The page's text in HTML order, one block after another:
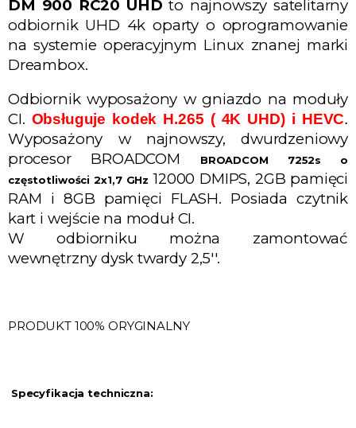
DM 900 RC20 UHD to najnowszy satelitarny
odbiornik UHD 4k oparty o oprogramowanie
na systemie operacyjnym Linux znanej marki
Dreambox.
Odbiornik wyposażony w gniazdo na moduły
CI. Obsługuje kodek H.265 ( 4K UHD) i HEVC.
Wyposażony w najnowszy, dwurdzeniowy
procesor BROADCOM
BROADCOM 7252s o
częstotliwości 2x1,7 GHz 12000 DMIPS, 2GB pamięci
RAM i 8GB pamięci FLASH. Posiada czytnik
kart i wejście na moduł CI.
W odbiorniku można zamontować
wewnętrzny dysk twardy 2,5''.
PRODUKT 100% ORYGINALNY
Specyfikacja techniczna: